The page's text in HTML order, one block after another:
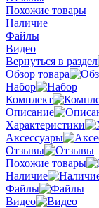
Похожие товары
Наличие
Файлы
Видео
Вернуться в раздел
Обзор товара
Набор
Комплект
Описание
Характеристики
Аксессуары
Отзывы
Похожие товары
Наличие
Файлы
Видео